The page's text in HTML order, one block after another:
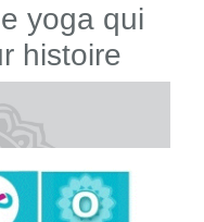
yoga qui
histoire